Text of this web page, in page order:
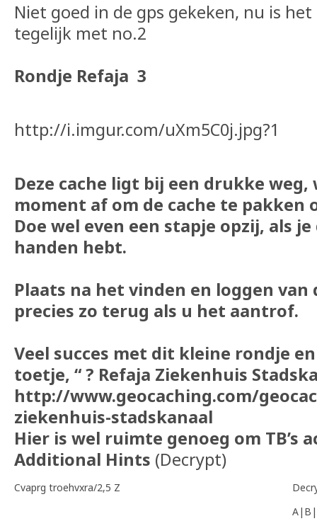
Niet goed in de gps gekeken, nu is
tegelijk met no.2
Rondje Refaja 3
http://i.imgur.com/uXm5C0j.jpg?1
Deze cache ligt bij een drukke
moment af om de cache te pakken
Doe wel even een stapje opzij, als
handen hebt.
Plaats na het vinden en loggen van
precies zo terug als u het aantrof.
Veel succes met dit kleine rondje
toetje, “ ? Refaja Ziekenhuis
http://www.geocaching.com/
ziekenhuis-stadskanaal
Hier is wel ruimte genoeg om TB’s
Additional Hints (Decrypt)
Cvaprg troehvxra/2,5 Z